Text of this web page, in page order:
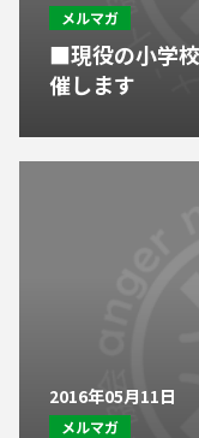
メルマガ
■現役の小学
催します
2016年05月11日
メルマガ